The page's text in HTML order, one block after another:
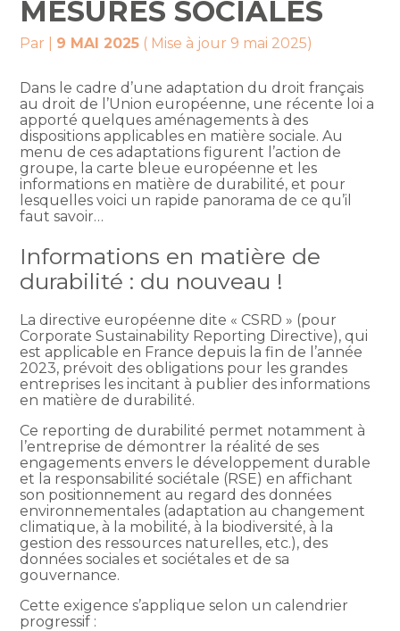
MESURES SOCIALES
Par 9 MAI 2025 ( Mise à jour 9 mai 2025)
Dans le cadre d’une adaptation du droit français
au droit de l’Union européenne, une récente loi a
apporté quelques aménagements à des
dispositions applicables en matière sociale. Au
menu de ces adaptations figurent l’action de
groupe, la carte bleue européenne et les
informations en matière de durabilité, et pour
lesquelles voici un rapide panorama de ce qu’il
faut savoir…
Informations en matière de
durabilité : du nouveau !
La directive européenne dite « CSRD » (pour
Corporate Sustainability Reporting Directive), qui
est applicable en France depuis la fin de l’année
2023, prévoit des obligations pour les grandes
entreprises les incitant à publier des informations
en matière de durabilité.
Ce reporting de durabilité permet notamment à
l’entreprise de démontrer la réalité de ses
engagements envers le développement durable
et la responsabilité sociétale (RSE) en affichant
son positionnement au regard des données
environnementales (adaptation au changement
climatique, à la mobilité, à la biodiversité, à la
gestion des ressources naturelles, etc.), des
données sociales et sociétales et de sa
gouvernance.
Cette exigence s’applique selon un calendrier
progressif :